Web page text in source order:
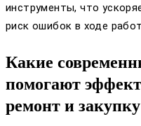
инструменты, что
риск ошибок в ходе работ.
Какие
помогают
ремонт и